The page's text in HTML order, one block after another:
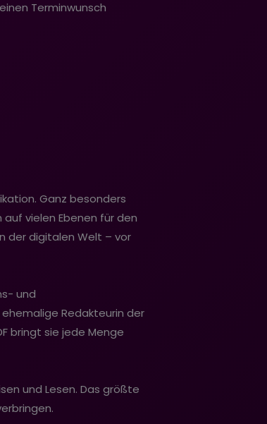
Terminwunsch
Ganz besonders
vielen Ebenen für den
der digitalen Welt – vor
und
Redakteurin der
bringt sie jede Menge
und Lesen. Das größte